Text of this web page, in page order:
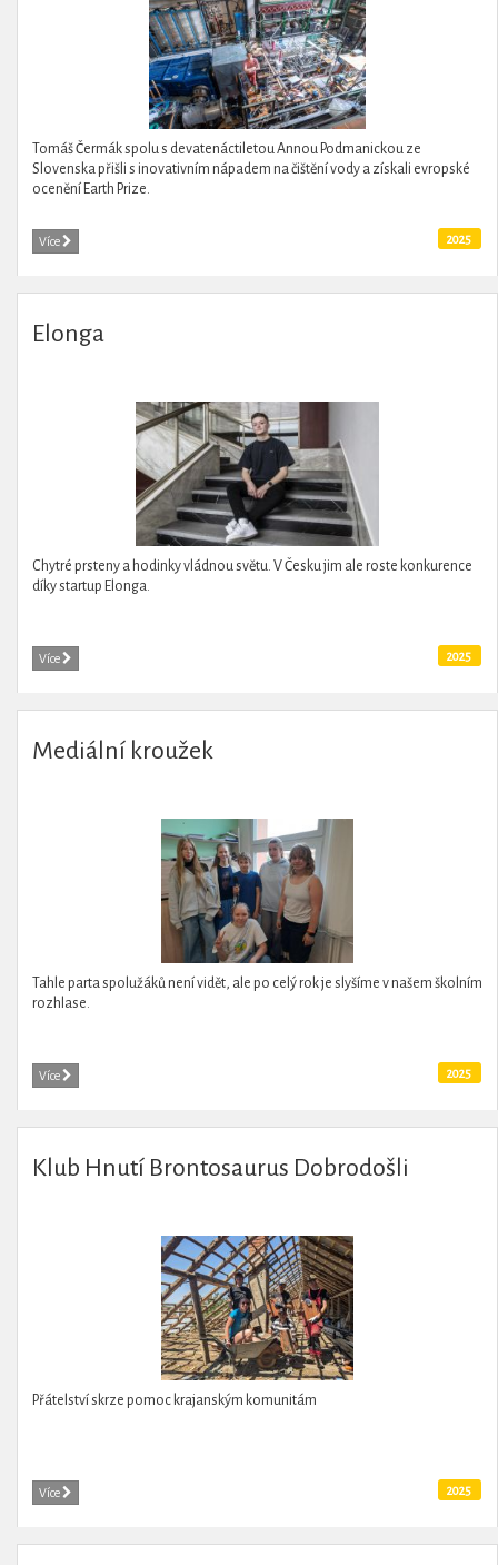
Tomáš Čermák spolu s devatenáctiletou Annou Podmanickou ze
Slovenska přišli s inovativním nápadem na čištění vody a získali evropské
ocenění Earth Prize.
Více 2025
Elonga
Chytré prsteny a hodinky vládnou světu. V Česku jim ale roste konkurence
díky startup Elonga.
Více 2025
Mediální kroužek
Tahle parta spolužáků není vidět, ale po celý rok je slyšíme v našem školním
rozhlase.
Více 2025
Klub Hnutí Brontosaurus Dobrodošli
Přátelství skrze pomoc krajanským komunitám
Více 2025